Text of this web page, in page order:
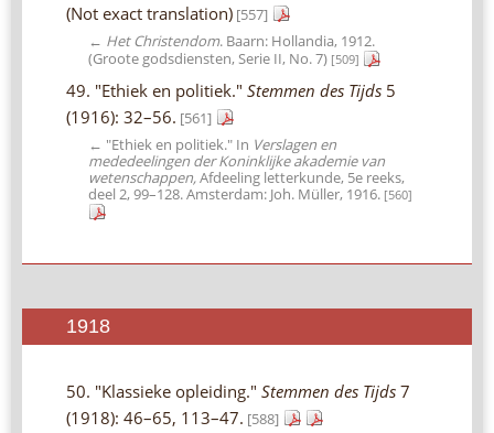
(Not exact translation) [557]
← Het Christendom. Baarn: Hollandia, 1912.
(Groote godsdiensten, Serie II, No. 7) [509]
49. "Ethiek en politiek." Stemmen des Tijds 5
(1916): 32–56. [561]
← "Ethiek en politiek." In Verslagen en
mededeelingen der Koninklijke akademie van
wetenschappen,Afdeeling letterkunde, 5e reeks,
deel 2, 99–128. Amsterdam: Joh. Müller, 1916. [560]
1918
50. "Klassieke opleiding." Stemmen des Tijds 7
(1918): 46–65, 113–47. [588]